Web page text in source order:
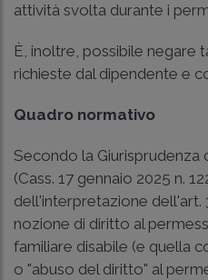
attività svolta durante i
È, inoltre, possibile negare
richieste dal dipendente e
Quadro normativo
Secondo la Giurisprudenza
(Cass. 17 gennaio 2025 n.
dell'interpretazione dell'art.
nozione di diritto al
familiare disabile (e quella
o "abuso del diritto" al